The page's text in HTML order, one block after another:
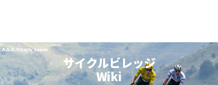
サイクルビレッジ
Wiki